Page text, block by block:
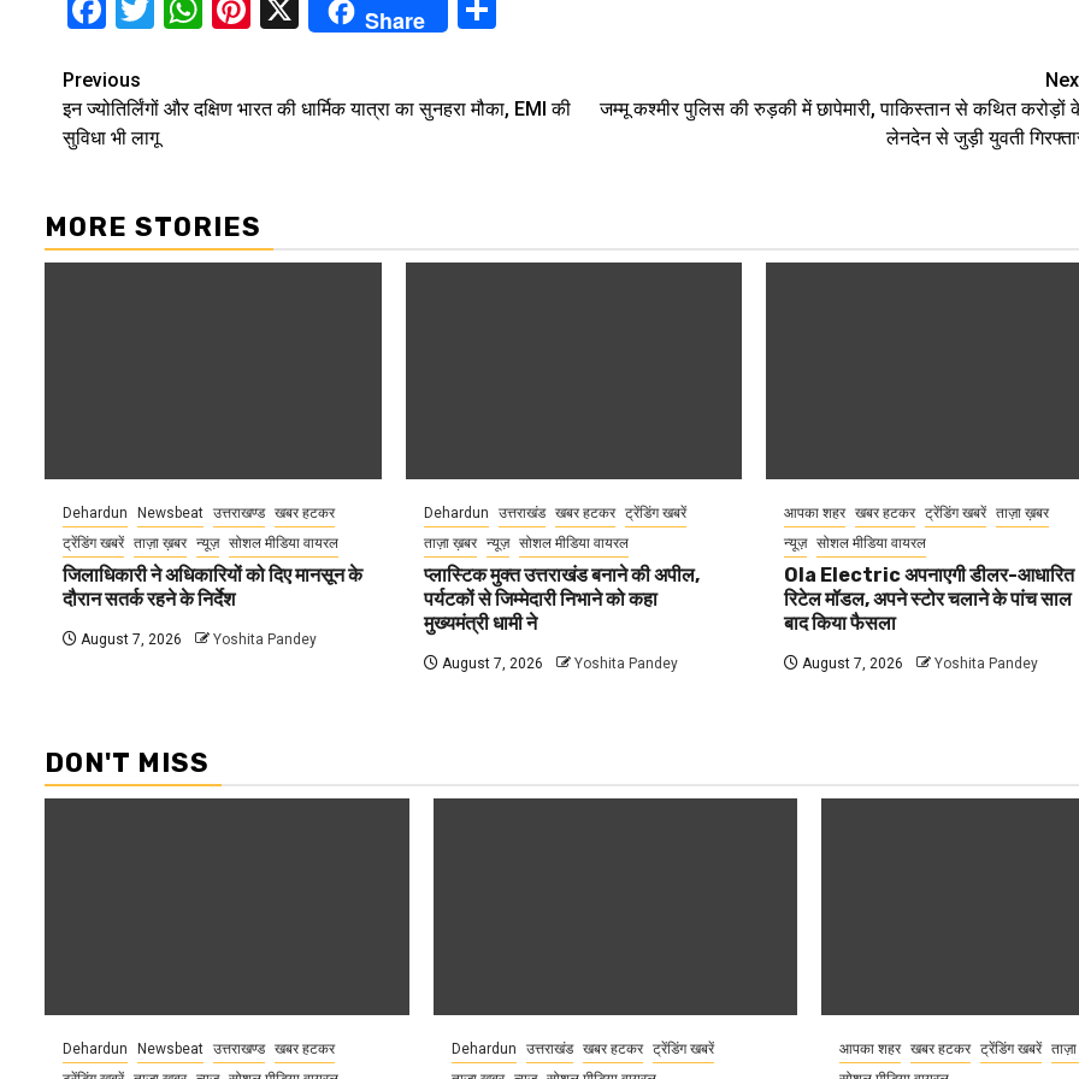
Facebook
Twitter
WhatsApp
Pinterest
X Share
Continue
Reading
Previous
इन ज्योतिर्लिंगों और दक्षिण भारत की धार्मिक यात्रा का सुनहरा मौका, EMI की
सुविधा भी लागू
जम्मू कश्मीर पुलिस की रुड़की में छापेमारी, पाकिस्तान से कथित करोड़ों
लेनदेन से जुड़ी युवती
MORE STORIES
Dehardun Newsbeat उत्तराखण्ड खबर हटकर
ट्रेंडिंग खबरें ताज़ा ख़बर न्यूज़ सोशल मीडिया वायरल
जिलाधिकारी ने अधिकारियों को दिए मानसून के
दौरान सतर्क रहने के निर्देश
August 7, 2026 Yoshita Pandey
Dehardun उत्तराखंड खबर हटकर ट्रेंडिंग खबरें
ताज़ा ख़बर न्यूज़ सोशल मीडिया वायरल
प्लास्टिक मुक्त उत्तराखंड बनाने की अपील,
पर्यटकों से जिम्मेदारी निभाने को कहा
मुख्यमंत्री धामी ने
August 7, 2026 Yoshita Pandey
आपका शहर खबर हटकर ट्रेंडिंग खबरें ताज़ा ख़बर
न्यूज़ सोशल मीडिया वायरल
Ola Electric अपनाएगी डीलर-आधारित
रिटेल मॉडल, अपने स्टोर चलाने के पांच साल
बाद किया फैसला
August 7, 2026 Yoshita Pandey
DON'T MISS
Dehardun Newsbeat उत्तराखण्ड खबर हटकर
Dehardun उत्तराखंड खबर हटकर
ट्रेंडिंग खबरें
आपका शहर खबर हटकर ट्रेंडिंग खबरें